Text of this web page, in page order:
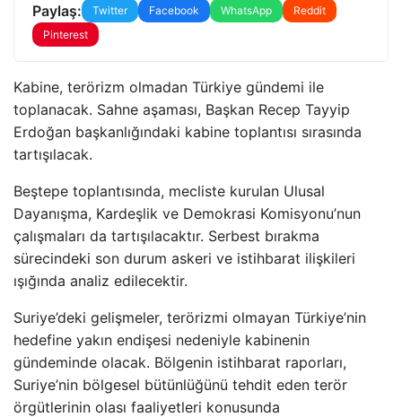
Paylaş: Twitter Facebook WhatsApp
Reddit
Pinterest
Kabine, terörizm olmadan Türkiye gündemi ile
toplanacak. Sahne aşaması, Başkan Recep Tayyip
Erdoğan başkanlığındaki kabine toplantısı sırasında
tartışılacak.
Beştepe toplantısında, mecliste kurulan Ulusal
Dayanışma, Kardeşlik ve Demokrasi Komisyonu’nun
çalışmaları da tartışılacaktır. Serbest bırakma
sürecindeki son durum askeri ve istihbarat ilişkileri
ışığında analiz edilecektir.
Suriye’deki gelişmeler, terörizmi olmayan Türkiye’nin
hedefine yakın endişesi nedeniyle kabinenin
gündeminde olacak. Bölgenin istihbarat raporları,
Suriye’nin bölgesel bütünlüğünü tehdit eden terör
örgütlerinin olası faaliyetleri konusunda